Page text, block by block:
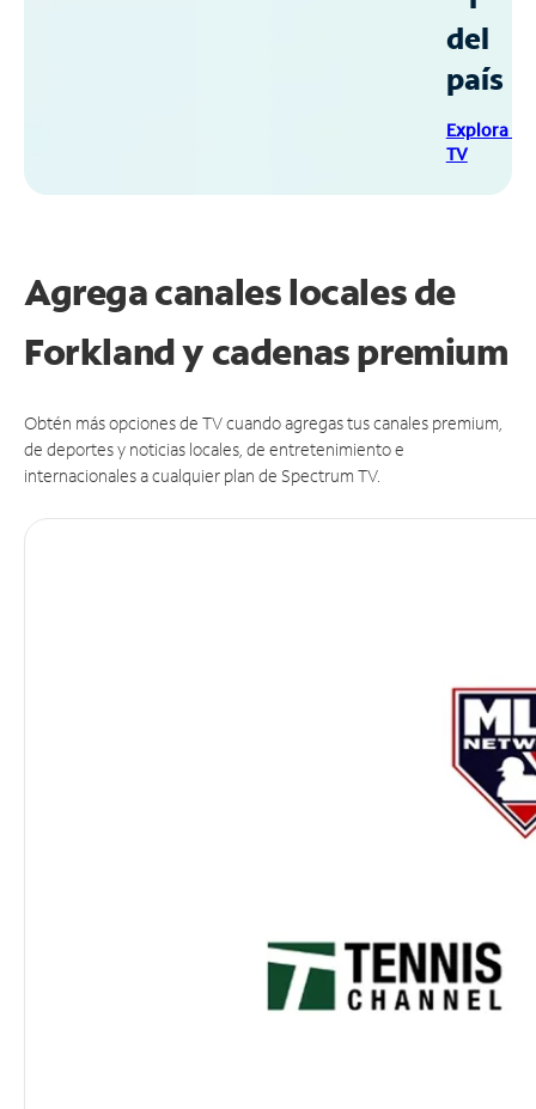
del
país
Explora
TV
Agrega canales locales de
Forkland y cadenas premium
Obtén más opciones de TV cuando agregas tus canales premium,
de deportes y noticias locales, de entretenimiento e
internacionales a cualquier plan de Spectrum TV.